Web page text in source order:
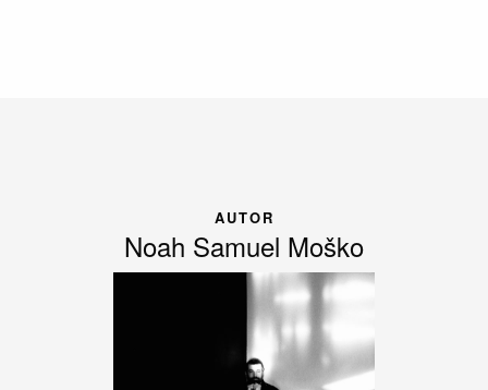
AUTOR
Noah Samuel Moško